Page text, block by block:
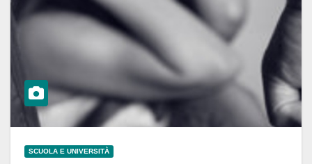
SCUOLA E UNIVERSITÀ